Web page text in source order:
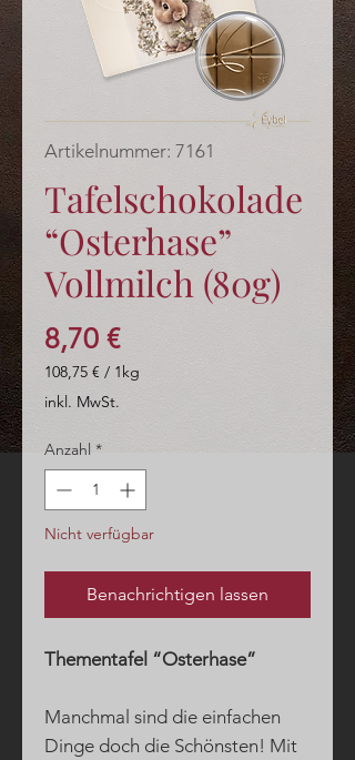
Artikelnummer: 7161
Tafelschokolade
“Osterhase”
Vollmilch (80g)
8,70 €Preis
108,75 € / 1kg
108,75 €
Kilogramm
inkl. MwSt.
Anzahl *
Nicht verfügbar
Benachrichtigen lassen
Thementafel “Osterhase”
Manchmal sind die einfachen
Dinge doch die Schönsten! Mit